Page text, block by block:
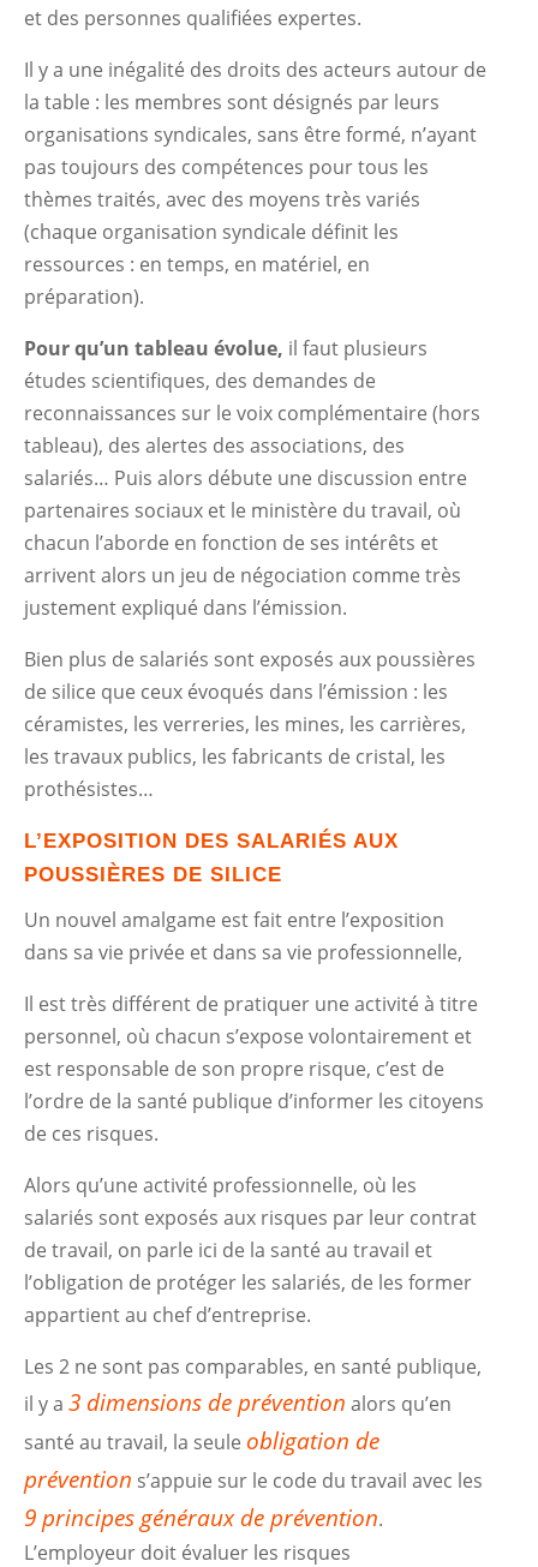
et des personnes qualifiées expertes.
Il y a une inégalité des droits des acteurs autour de
la table : les membres sont désignés par leurs
organisations syndicales, sans être formé, n’ayant
pas toujours des compétences pour tous les
thèmes traités, avec des moyens très variés
(chaque organisation syndicale définit les
ressources : en temps, en matériel, en
préparation).
Pour qu’un tableau évolue, il faut plusieurs
études scientifiques, des demandes de
reconnaissances sur le voix complémentaire (hors
tableau), des alertes des associations, des
salariés… Puis alors débute une discussion entre
partenaires sociaux et le ministère du travail, où
chacun l’aborde en fonction de ses intérêts et
arrivent alors un jeu de négociation comme très
justement expliqué dans l’émission.
Bien plus de salariés sont exposés aux poussières
de silice que ceux évoqués dans l’émission : les
céramistes, les verreries, les mines, les carrières,
les travaux publics, les fabricants de cristal, les
prothésistes…
L’EXPOSITION DES SALARIÉS AUX
POUSSIÈRES DE SILICE
Un nouvel amalgame est fait entre l’exposition
dans sa vie privée et dans sa vie professionnelle,
Il est très différent de pratiquer une activité à titre
personnel, où chacun s’expose volontairement et
est responsable de son propre risque, c’est de
l’ordre de la santé publique d’informer les citoyens
de ces risques.
Alors qu’une activité professionnelle, où les
salariés sont exposés aux risques par leur contrat
de travail, on parle ici de la santé au travail et
l’obligation de protéger les salariés, de les former
appartient au chef d’entreprise.
Les 2 ne sont pas comparables, en santé publique,
il y a3 dimensions de prévention alors qu’en
santé au travail, la seule obligation de
prévention s’appuie sur le code du travail avec les
9 principes généraux de prévention.
L’employeur doit évaluer les risques